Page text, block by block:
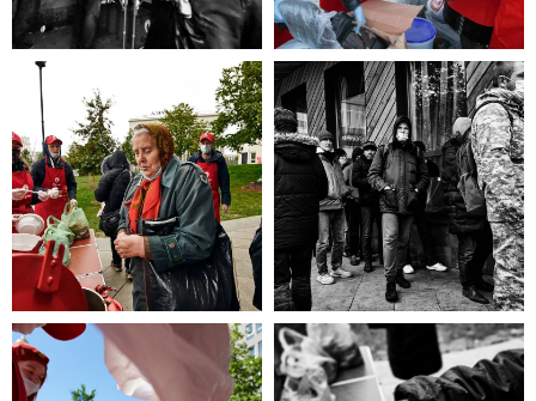
Если Вы нуждаетесь в помощи, то
эта информация для Вас.
Каждый может оказаться в
сложной жизненной ситуации,
главное - знать, к кому обратиться
за помощью!
ЧИТАТЬ